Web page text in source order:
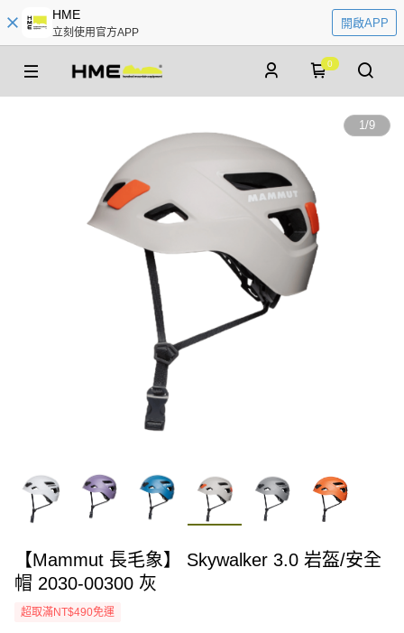
HME
立刻使用官方APP
開啟APP
0
1/9
【Mammut 長毛象】 Skywalker 3.0 岩盔/安全
帽 2030-00300 灰
超取滿NT$490免運